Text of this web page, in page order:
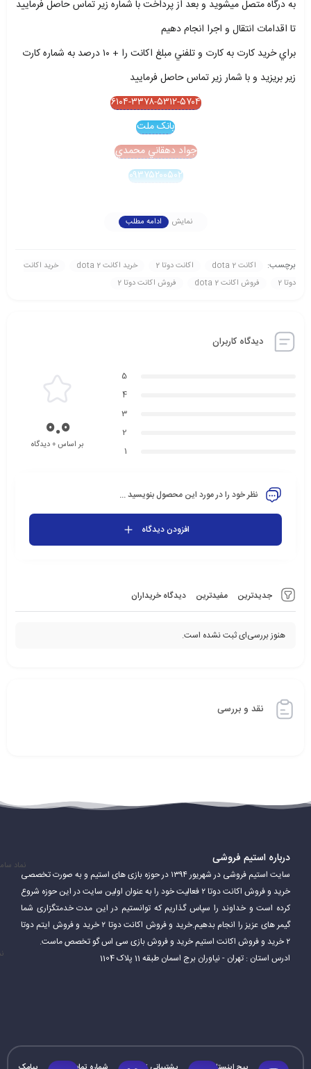
به درگاه متصل ميشويد و بعد از پرداخت با شماره زير تماس حاصل فرماييد
تا اقدامات انتقال و اجرا انجام دهيم
براي خريد کارت به کارت و تلفني مبلغ اکانت را + ۱۰ درصد به شماره کارت
زير بريزيد و با شمار زير تماس حاصل فرماييد
۶۱۰۴-۳۳۷۸-۵۳۱۲-۵۷۰۴
بانک ملت
جواد دهقاني محمدي
۰۹۳۷۵۲۰۰۵۰۲
نمایش ادامه مطلب
برچسب: اکانت dota 2 اکانت دوتا 2 خريد اکانت dota 2
خريد اکانت
دوتا 2
فروش اکانت dota 2 فروش اکانت دوتا 2
دیدگاه کاربران
جدیدترین مفیدترین دیدگاه خریداران
هنوز بررسی‌ای ثبت نشده است.
5
4
3
2
1
0.0بر اساس 0 دیدگاه
نظر خود را در مورد این محصول بنویسید ...
افزودن دیدگاه
نقد و بررسی
درباره استیم فروشی
سایت استیم فروشی در شهریور ۱۳۹۴ در حوزه بازی های استیم و به صورت تخصصی
خرید و فروش اکانت دوتا ۲ فعالیت خود را به عنوان اولین سایت در این حوزه شروع
کرده است و خداوند را سپاس گذاریم که توانستیم در این مدت خدمتگزاری شما
گیمر های عزیز را انجام بدهیم.خرید و فروش اکانت دوتا ۲ خرید و فروش ایتم دوتا
۲ خرید و فروش اکانت استیم خرید و فروش بازی سی اس گو تخصص ماست.
ادرس استان : تهران - نیاوران برج اسمان طبقه 11 پلاک 1104
نماد